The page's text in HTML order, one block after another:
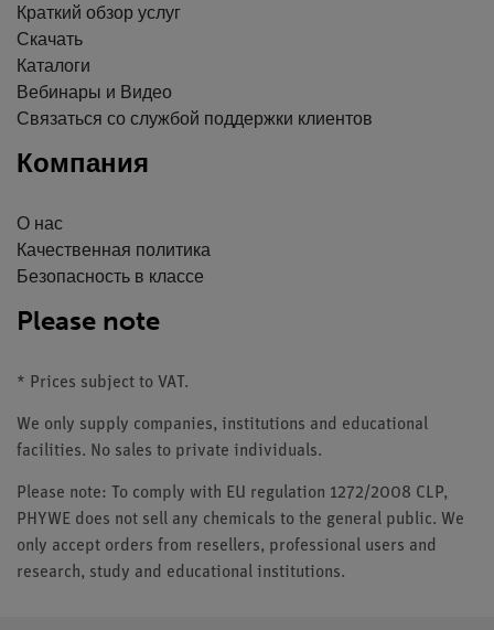
Краткий обзор услуг
Скачать
Каталоги
Вебинары и Видео
Связаться со службой поддержки клиентов
Компания
О нас
Качественная политика
Безопасность в классе
Please note
* Prices subject to VAT.
We only supply companies, institutions and educational
facilities. No sales to private individuals.
Please note: To comply with EU regulation 1272/2008 CLP,
PHYWE does not sell any chemicals to the general public. We
only accept orders from resellers, professional users and
research, study and educational institutions.